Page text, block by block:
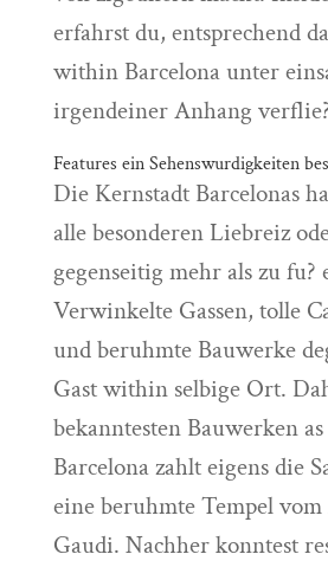
erfahrst du, entsprechend
within Barcelona unter
irgendeiner Anhang
Features ein Sehenswurdigkeiten
Die Kernstadt Barcelonas
alle besonderen Liebreiz
gegenseitig mehr als zu fu?
Verwinkelte Gassen, tolle
und beruhmte Bauwerke
Gast within selbige Ort.
bekanntesten Bauwerken
Barcelona zahlt eigens die
eine beruhmte Tempel
Gaudi. Nachher konntest